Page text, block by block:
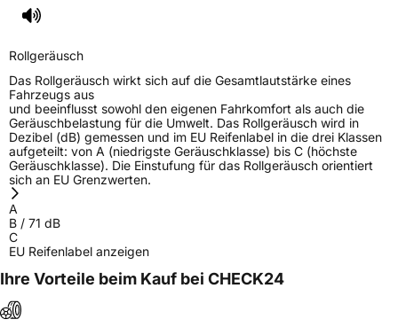
Rollgeräusch
Das Rollgeräusch wirkt sich auf die Gesamtlautstärke eines
Fahrzeugs aus
und beeinflusst sowohl den eigenen Fahrkomfort als auch die
Geräuschbelastung für die Umwelt. Das Rollgeräusch wird in
Dezibel (dB) gemessen und im EU Reifenlabel in die drei Klassen
aufgeteilt: von A (niedrigste Geräuschklasse) bis C (höchste
Geräuschklasse). Die Einstufung für das Rollgeräusch orientiert
sich an EU Grenzwerten.
A
B / 71 dB
C
EU Reifenlabel anzeigen
Ihre Vorteile beim Kauf bei CHECK24